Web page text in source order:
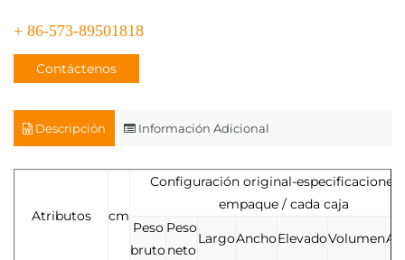
+ 86-573-89501818
Contáctenos
Descripción Información Adicional
Atributos cm
Configuración original-especificaciones
empaque / cada caja
Peso
bruto
Peso
neto
LargoAnchoElevadoVolumen